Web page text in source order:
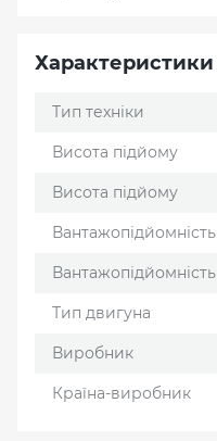
Характеристики
Тип техніки
Висота підйому
Висота підйому
Вантажопідйомність
Вантажопідйомність
Тип двигуна
Виробник
Країна-виробник